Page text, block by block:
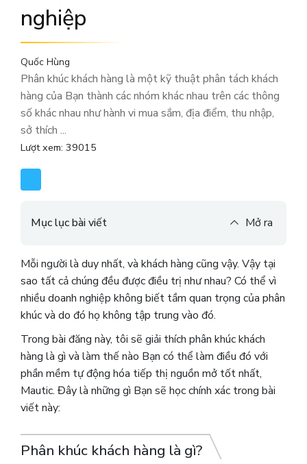
nghiệp
Quốc Hùng
Phân khúc khách hàng là một kỹ thuật phân tách khách
hàng của Bạn thành các nhóm khác nhau trên các thông
số khác nhau như hành vi mua sắm, địa điểm, thu nhập,
sở thích ...
Lượt xem: 39015
Mục lục bài viết Mở ra
Mỗi người là duy nhất, và khách hàng cũng vậy. Vậy tại
sao tất cả chúng đều được điều trị như nhau? Có thể vì
nhiều doanh nghiệp không biết tầm quan trọng của phân
khúc và do đó họ không tập trung vào đó.
Trong bài đăng này, tôi sẽ giải thích phân khúc khách
hàng là gì và làm thế nào Bạn có thể làm điều đó với
phần mềm tự động hóa tiếp thị nguồn mở tốt nhất,
Mautic. Đây là những gì Bạn sẽ học chính xác trong bài
viết này:
Phân khúc khách hàng là gì?